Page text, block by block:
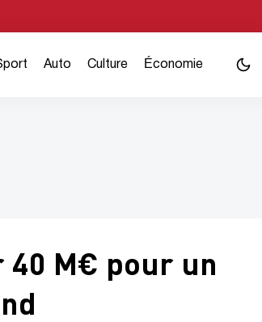
Auto Culture Économie
M€ pour un